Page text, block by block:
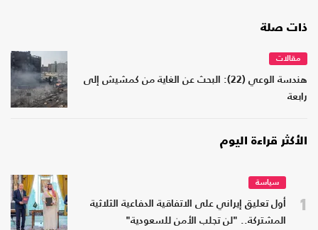
ذات صلة
مقالات
هندسة الوعي (22): البحث عن الغاية من كمشيش إلى
رابعة
الأكثر قراءة اليوم
1
سياسة
أول تعليق إيراني على الاتفاقية الدفاعية الثلاثية
المشتركة.. "لن تجلب الأمن للسعودية"